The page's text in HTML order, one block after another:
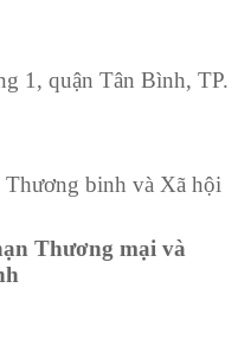
1, quận Tân Bình, TP.
Thương binh và Xã hội
Thương mại và